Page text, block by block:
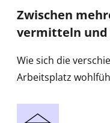
Zwischen
vermitteln und
Wie sich die
Arbeitsplatz